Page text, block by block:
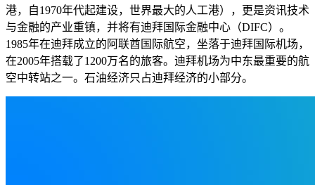
港，自1970年代起建设，世界最大的人工港），更是资讯技术
与金融的产业重镇，并将有迪拜国际金融中心（DIFC）。
1985年在迪拜成立的阿联酋国际航空，坐落于迪拜国际机场，
在2005年搭载了1200万名的旅客。迪拜机场为中东最重要的航
空中转站之一。石油经济只占迪拜经济的小部分。